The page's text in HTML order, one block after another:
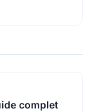
complet